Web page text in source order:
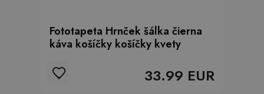
Fototapeta Hrnček šálka čierna
káva košíčky košíčky kvety
33.99 EUR